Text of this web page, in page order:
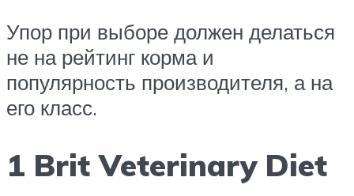
Упор при выборе должен делаться
не на рейтинг корма и
популярность производителя, а на
его класс.
1 Brit Veterinary Diet